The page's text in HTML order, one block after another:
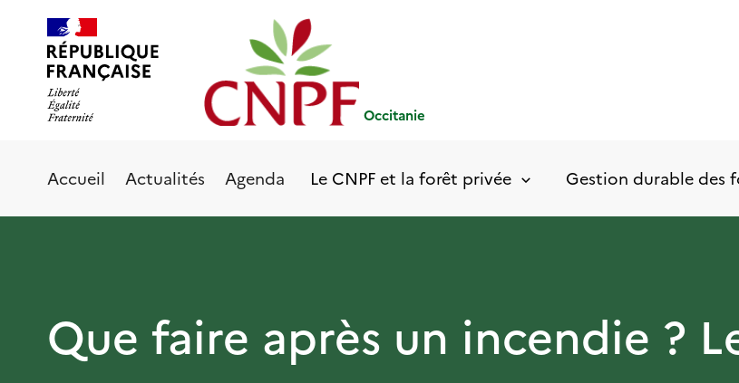
contenu
principal
Occitanie
Accueil Actualités Agenda Le CNPF et la forêt privée Gestion durable des
Que faire après un incendie ?